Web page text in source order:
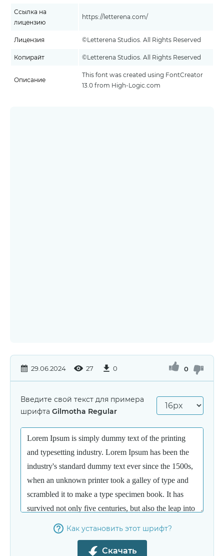
Ссылка на
лицензию
https://letterena.com/
Лицензия ©Letterena Studios. All Rights Reserved
Копирайт ©Letterena Studios. All Rights Reserved
Описание
This font was created using FontCreator
13.0 from High-Logic.com
29.06.2024 27 0 0
Введите свой текст для примера
шрифта Gilmotha Regular
Как установить этот шрифт?
Скачать